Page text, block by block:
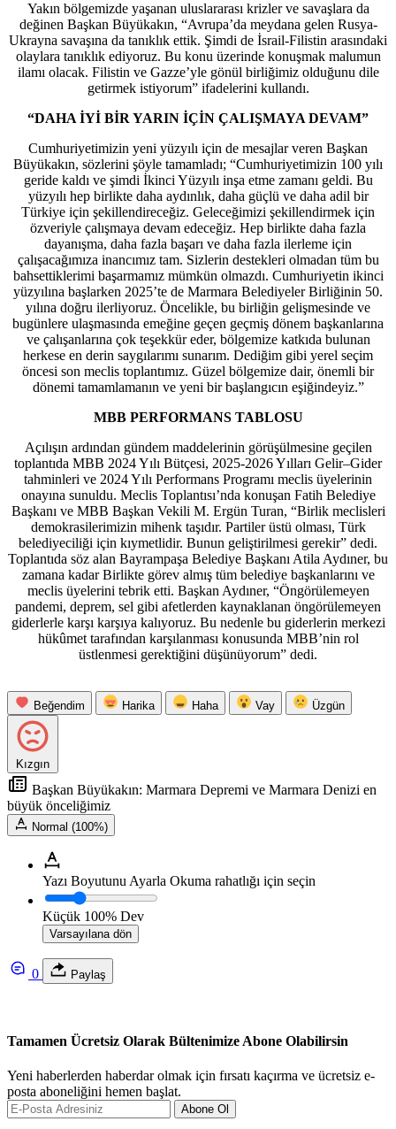
Yakın bölgemizde yaşanan uluslararası krizler ve savaşlara da
değinen Başkan Büyükakın, “Avrupa’da meydana gelen Rusya-
Ukrayna savaşına da tanıklık ettik. Şimdi de İsrail-Filistin arasındaki
olaylara tanıklık ediyoruz. Bu konu üzerinde konuşmak malumun
ilamı olacak. Filistin ve Gazze’yle gönül birliğimiz olduğunu dile
getirmek istiyorum” ifadelerini kullandı.
“DAHA İYİ BİR YARIN İÇİN ÇALIŞMAYA DEVAM”
Cumhuriyetimizin yeni yüzyılı için de mesajlar veren Başkan
Büyükakın, sözlerini şöyle tamamladı; “Cumhuriyetimizin 100 yılı
geride kaldı ve şimdi İkinci Yüzyılı inşa etme zamanı geldi. Bu
yüzyılı hep birlikte daha aydınlık, daha güçlü ve daha adil bir
Türkiye için şekillendireceğiz. Geleceğimizi şekillendirmek için
özveriyle çalışmaya devam edeceğiz. Hep birlikte daha fazla
dayanışma, daha fazla başarı ve daha fazla ilerleme için
çalışacağımıza inancımız tam. Sizlerin destekleri olmadan tüm bu
bahsettiklerimi başarmamız mümkün olmazdı. Cumhuriyetin ikinci
yüzyılına başlarken 2025’te de Marmara Belediyeler Birliğinin 50.
yılına doğru ilerliyoruz. Öncelikle, bu birliğin gelişmesinde ve
bugünlere ulaşmasında emeğine geçen geçmiş dönem başkanlarına
ve çalışanlarına çok teşekkür eder, bölgemize katkıda bulunan
herkese en derin saygılarımı sunarım. Dediğim gibi yerel seçim
öncesi son meclis toplantımız. Güzel bölgemize dair, önemli bir
dönemi tamamlamanın ve yeni bir başlangıcın eşiğindeyiz.”
MBB PERFORMANS TABLOSU
Açılışın ardından gündem maddelerinin görüşülmesine geçilen
toplantıda MBB 2024 Yılı Bütçesi, 2025-2026 Yılları Gelir–Gider
tahminleri ve 2024 Yılı Performans Programı meclis üyelerinin
onayına sunuldu. Meclis Toplantısı’nda konuşan Fatih Belediye
Başkanı ve MBB Başkan Vekili M. Ergün Turan, “Birlik meclisleri
demokrasilerimizin mihenk taşıdır. Partiler üstü olması, Türk
belediyeciliği için kıymetlidir. Bunun geliştirilmesi gerekir” dedi.
Toplantıda söz alan Bayrampaşa Belediye Başkanı Atila Aydıner, bu
zamana kadar Birlikte görev almış tüm belediye başkanlarını ve
meclis üyelerini tebrik etti. Başkan Aydıner, “Öngörülemeyen
pandemi, deprem, sel gibi afetlerden kaynaklanan öngörülemeyen
giderlerle karşı karşıya kalıyoruz. Bu nedenle bu giderlerin merkezi
hükûmet tarafından karşılanması konusunda MBB’nin rol
üstlenmesi gerektiğini düşünüyorum” dedi.
Beğendim Harika Haha Vay Üzgün
Kızgın
Başkan Büyükakın: Marmara Depremi ve Marmara Denizi en
büyük önceliğimiz
Normal (100%)
Yazı Boyutunu Ayarla Okuma rahatlığı için seçin
Küçük 100% Dev
Varsayılana dön
0 Paylaş
Tamamen Ücretsiz Olarak Bültenimize Abone Olabilirsin
Yeni haberlerden haberdar olmak için fırsatı kaçırma ve ücretsiz e-
posta aboneliğini hemen başlat.
Abone Ol